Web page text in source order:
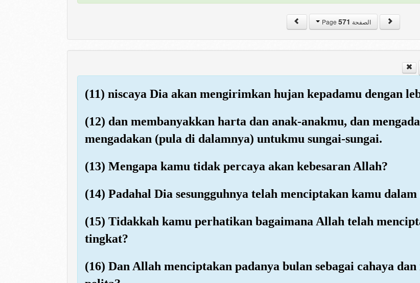
الصفحة Page 571
(11) niscaya Dia akan mengirimkan hujan kepadamu dengan
(12) dan membanyakkan harta dan anak-anakmu, dan
mengadakan (pula di dalamnya) untukmu sungai-sungai.
(13) Mengapa kamu tidak percaya akan kebesaran Allah?
(14) Padahal Dia sesungguhnya telah menciptakan kamu
(15) Tidakkah kamu perhatikan bagaimana Allah telah
tingkat?
(16) Dan Allah menciptakan padanya bulan sebagai cahaya